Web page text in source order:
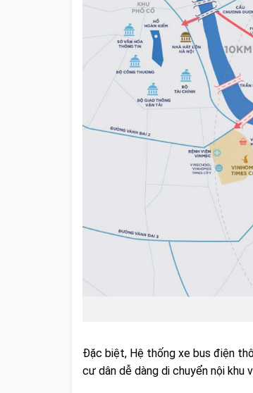
Đặc biệt, Hệ thống xe bus điện
cư dân dễ dàng di chuyển nội khu